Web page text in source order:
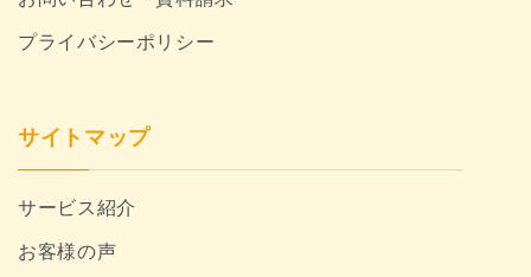
プライバシーポリシー
サイトマップ
サービス紹介
お客様の声